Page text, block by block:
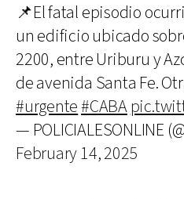
📌El fatal episodio
un edificio ubicado
2200, entre Uriburu y
de avenida Santa Fe.
#urgente#CABA
— POLICIALESONLINE
February 14, 2025